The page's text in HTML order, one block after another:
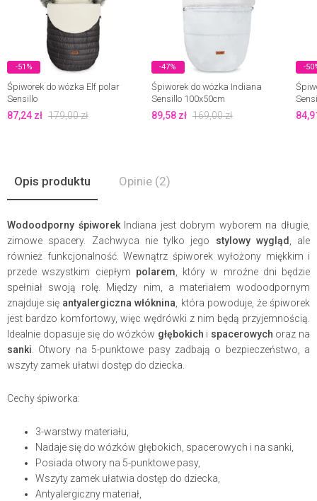
-51%
Śpiworek do wózka Elf polar
Sensillo
87,24 zł 179,00zł
-47%
Śpiworek do wózka Indiana
Sensillo 100x50cm
89,58zł 169,00zł
-
Opis produktu Opinie (2)
Wodoodporny śpiworekIndiana jest dobrym wyborem na długie,
zimowe spacery. Zachwyca nie tylko jego stylowy wygląd , ale
również funkcjonalność. Wewnątrz śpiworek wyłożony miękkim i
przede wszystkim ciepłym polarem, który w mroźne dni będzie
spełniał swoją rolę. Między nim, a materiałem wodoodpornym
znajduje się antyalergiczna włóknina, która powoduje, że śpiworek
jest bardzo komfortowy, więc wędrówki z nim będą przyjemnością.
Idealnie dopasuje się do wózków głębokich i spacerowych oraz na
sanki. Otwory na 5-punktowe pasy zadbają o bezpieczeństwo, a
wszyty zamek ułatwi dostęp do dziecka.
Cechy śpiworka:
3-warstwy materiału,
Nadaje się do wózków głębokich, spacerowych i na sanki,
Posiada otwory na 5-punktowe pasy,
Wszyty zamek ułatwia dostęp do dziecka,
Antyalergiczny materiał,